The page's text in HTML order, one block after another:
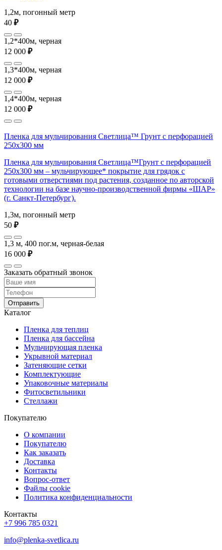
1,2м, погонный метр
40 ₽
1,2*400м, черная
12 000 ₽
1,3*400м, черная
12 000 ₽
1,4*400м, черная
12 000 ₽
Пленка для мульчирования Светлица™ Грунт с перфорацией
250х300 мм
Пленка для мульчирования Светлица™Грунт с перфорацией
250х300 мм – мульчирующее* покрытие для грядок с
готовыми отверстиями под растения, созданное по авторской
технологии на базе научно-производственной фирмы «ШАР»
(г. Санкт-Петербург).
1,3м, погонный метр
50 ₽
1,3 м, 400 пог.м, черная-белая
16 000 ₽
Заказать обратный звонок
Отправить
Каталог
Пленка для теплиц
Пленка для бассейна
Мульчирующая пленка
Укрывной материал
Затеняющие сетки
Комплектующие
Упаковочные материалы
Фитосветильники
Стеллажи
Покупателю
О компании
Покупателю
Как заказать
Доставка
Контакты
Вопрос-ответ
Файлы cookie
Политика конфиденциальности
Контакты
+7 996 785 0321
info@plenka-svetlica.ru